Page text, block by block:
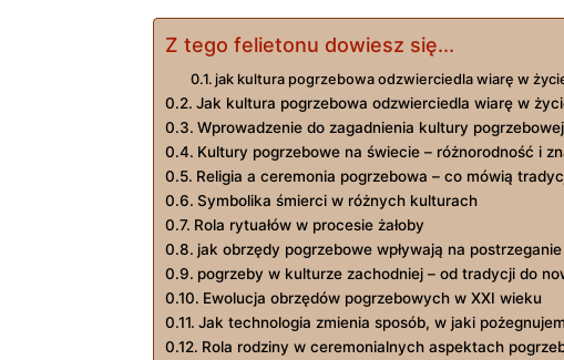
Z tego felietonu dowiesz się...
jak kultura pogrzebowa odzwierciedla wiarę w
Jak kultura pogrzebowa odzwierciedla wiarę w
Wprowadzenie do zagadnienia kultury pogrzebowej
Kultury pogrzebowe na świecie – różnorodność i
Religia a ceremonia pogrzebowa – co mówią
Symbolika śmierci w różnych kulturach
Rola rytuałów w procesie żałoby
jak obrzędy pogrzebowe wpływają na
pogrzeby w kulturze zachodniej – od tradycji do
Ewolucja obrzędów pogrzebowych w XXI wieku
Jak technologia zmienia sposób, w jaki
Rola rodziny w ceremonialnych aspektach